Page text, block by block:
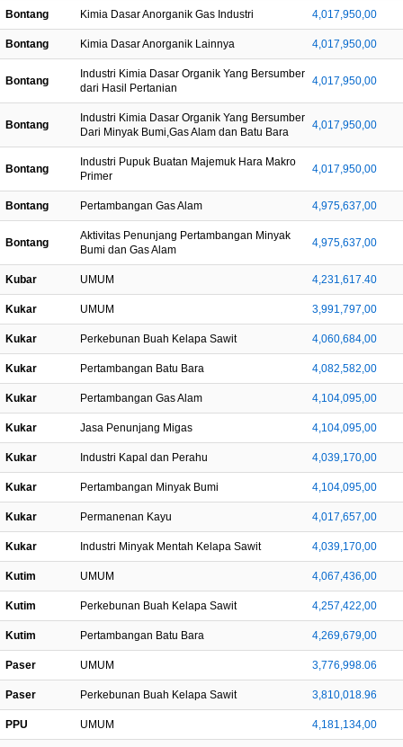
Bontang Kimia Dasar Anorganik Gas Industri 4,017,950,00
Bontang Kimia Dasar Anorganik Lainnya 4,017,950,00
Bontang
Industri Kimia Dasar Organik Yang Bersumber
dari Hasil Pertanian
4,017,950,00
Bontang
Industri Kimia Dasar Organik Yang Bersumber
Dari Minyak Bumi,Gas Alam dan Batu Bara
4,017,950,00
Bontang
Industri Pupuk Buatan Majemuk Hara Makro
Primer
4,017,950,00
Bontang Pertambangan Gas Alam 4,975,637,00
Bontang
Aktivitas Penunjang Pertambangan Minyak
Bumi dan Gas Alam
4,975,637,00
Kubar UMUM 4,231,617.40
Kukar UMUM 3,991,797,00
Kukar Perkebunan Buah Kelapa Sawit 4,060,684,00
Kukar Pertambangan Batu Bara 4,082,582,00
Kukar Pertambangan Gas Alam 4,104,095,00
Kukar Jasa Penunjang Migas 4,104,095,00
Kukar Industri Kapal dan Perahu 4,039,170,00
Kukar Pertambangan Minyak Bumi 4,104,095,00
Kukar Permanenan Kayu 4,017,657,00
Kukar Industri Minyak Mentah Kelapa Sawit 4,039,170,00
Kutim UMUM 4,067,436,00
Kutim Perkebunan Buah Kelapa Sawit 4,257,422,00
Kutim Pertambangan Batu Bara 4,269,679,00
Paser UMUM 3,776,998.06
Paser Perkebunan Buah Kelapa Sawit 3,810,018.96
PPU UMUM 4,181,134,00